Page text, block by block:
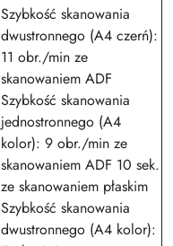
Szybkość skanowania
dwustronnego (A4 czerń):
11 obr./min ze
skanowaniem ADF
Szybkość skanowania
jednostronnego (A4
kolor): 9 obr./min ze
skanowaniem ADF 10 sek.
ze skanowaniem płaskim
Szybkość skanowania
dwustronnego (A4 kolor):